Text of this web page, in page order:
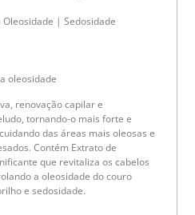
| Sedosidade
oleosidade
renovação capilar e
tornando-o mais forte e
das áreas mais oleosas e
Contém Extrato de
que revitaliza os cabelos
a oleosidade do couro
e sedosidade.